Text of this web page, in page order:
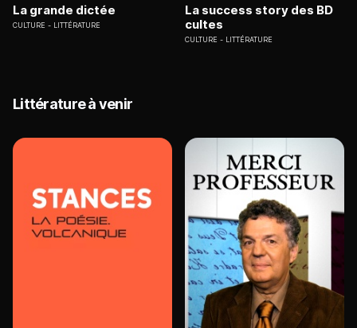
La grande dictée
CULTURE LITTÉRATURE
La success story des BD
cultes
CULTURE LITTÉRATURE
Littérature à venir